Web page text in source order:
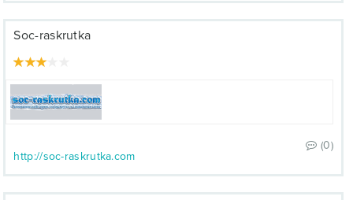
Soc-raskrutka
(0)
http://soc-raskrutka.com